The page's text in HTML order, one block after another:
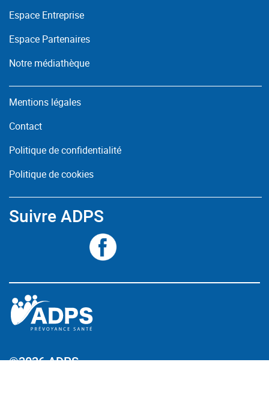
Espace Entreprise
Espace Partenaires
Notre médiathèque
Mentions légales
Contact
Politique de confidentialité
Politique de cookies
Suivre ADPS
©2026 ADPS